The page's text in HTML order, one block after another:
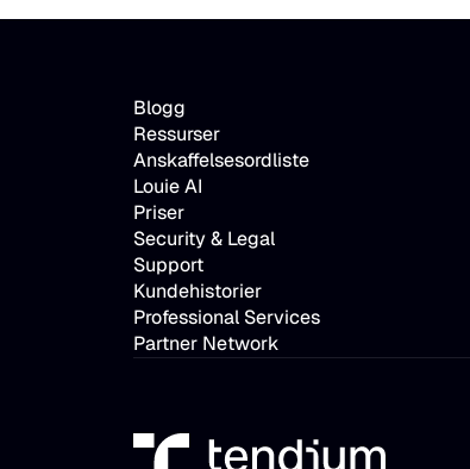
Blogg
Ressurser
Anskaffelsesordliste
Louie AI
Priser
Security & Legal
Support
Kundehistorier
Professional Services
Partner Network